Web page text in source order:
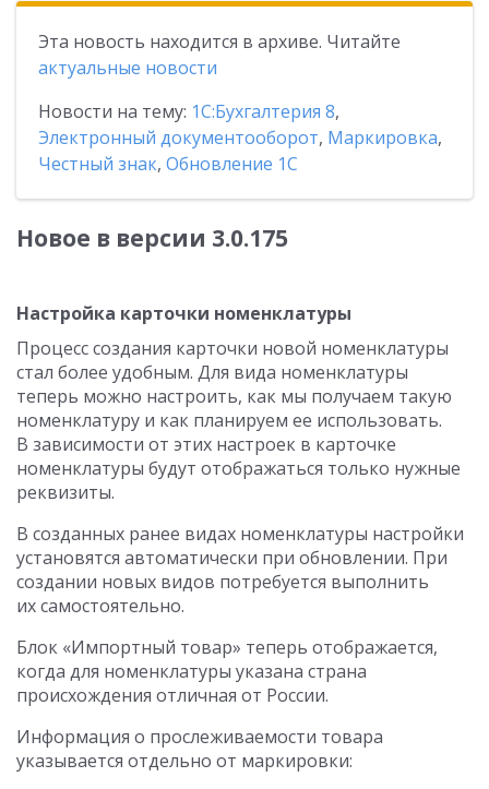
Эта новость находится в архиве. Читайте
актуальные новости
Новости на тему: 1С:Бухгалтерия 8,
Электронный документооборот, Маркировка,
Честный знак, Обновление 1С
Новое в версии 3.0.175
Настройка карточки номенклатуры
Процесс создания карточки новой номенклатуры
стал более удобным. Для вида номенклатуры
теперь можно настроить, как мы получаем такую
номенклатуру и как планируем ее использовать.
В зависимости от этих настроек в карточке
номенклатуры будут отображаться только нужные
реквизиты.
В созданных ранее видах номенклатуры настройки
установятся автоматически при обновлении. При
создании новых видов потребуется выполнить
их самостоятельно.
Блок «Импортный товар» теперь отображается,
когда для номенклатуры указана страна
происхождения отличная от России.
Информация о прослеживаемости товара
указывается отдельно от маркировки: